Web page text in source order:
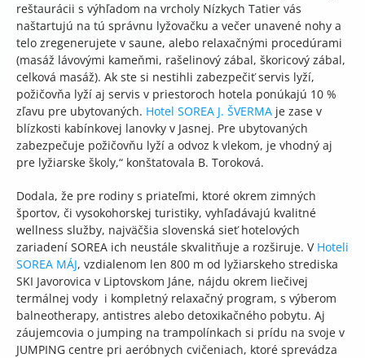
reštaurácii s výhľadom na vrcholy Nízkych Tatier vás
naštartujú na tú správnu lyžovačku a večer unavené nohy a
telo zregenerujete v saune, alebo relaxačnými procedúrami
(masáž lávovými kameňmi, rašelinový zábal, škoricový zábal,
celková masáž). Ak ste si nestihli zabezpečiť servis lyží,
požičovňa lyží aj servis v priestoroch hotela ponúkajú 10 %
zľavu pre ubytovaných. Hotel SOREA J. ŠVERMA je zase v
blízkosti kabínkovej lanovky v Jasnej. Pre ubytovaných
zabezpečuje požičovňu lyží a odvoz k vlekom, je vhodný aj
pre lyžiarske školy,“ konštatovala B. Toroková.
Dodala, že pre rodiny s priateľmi, ktoré okrem zimných
športov, či vysokohorskej turistiky, vyhľadávajú kvalitné
wellness služby, najväčšia slovenská sieť hotelových
zariadení SOREA ich neustále skvalitňuje a rozširuje. V Hoteli
SOREA MÁJ, vzdialenom len 800 m od lyžiarskeho strediska
SKI Javorovica v Liptovskom Jáne, nájdu okrem liečivej
termálnej vody i kompletný relaxačný program, s výberom
balneotherapy, antistres alebo detoxikačného pobytu. Aj
záujemcovia o jumping na trampolínkach si prídu na svoje v
JUMPING centre pri aeróbnych cvičeniach, ktoré sprevádza